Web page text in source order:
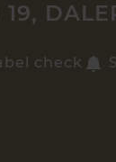
check